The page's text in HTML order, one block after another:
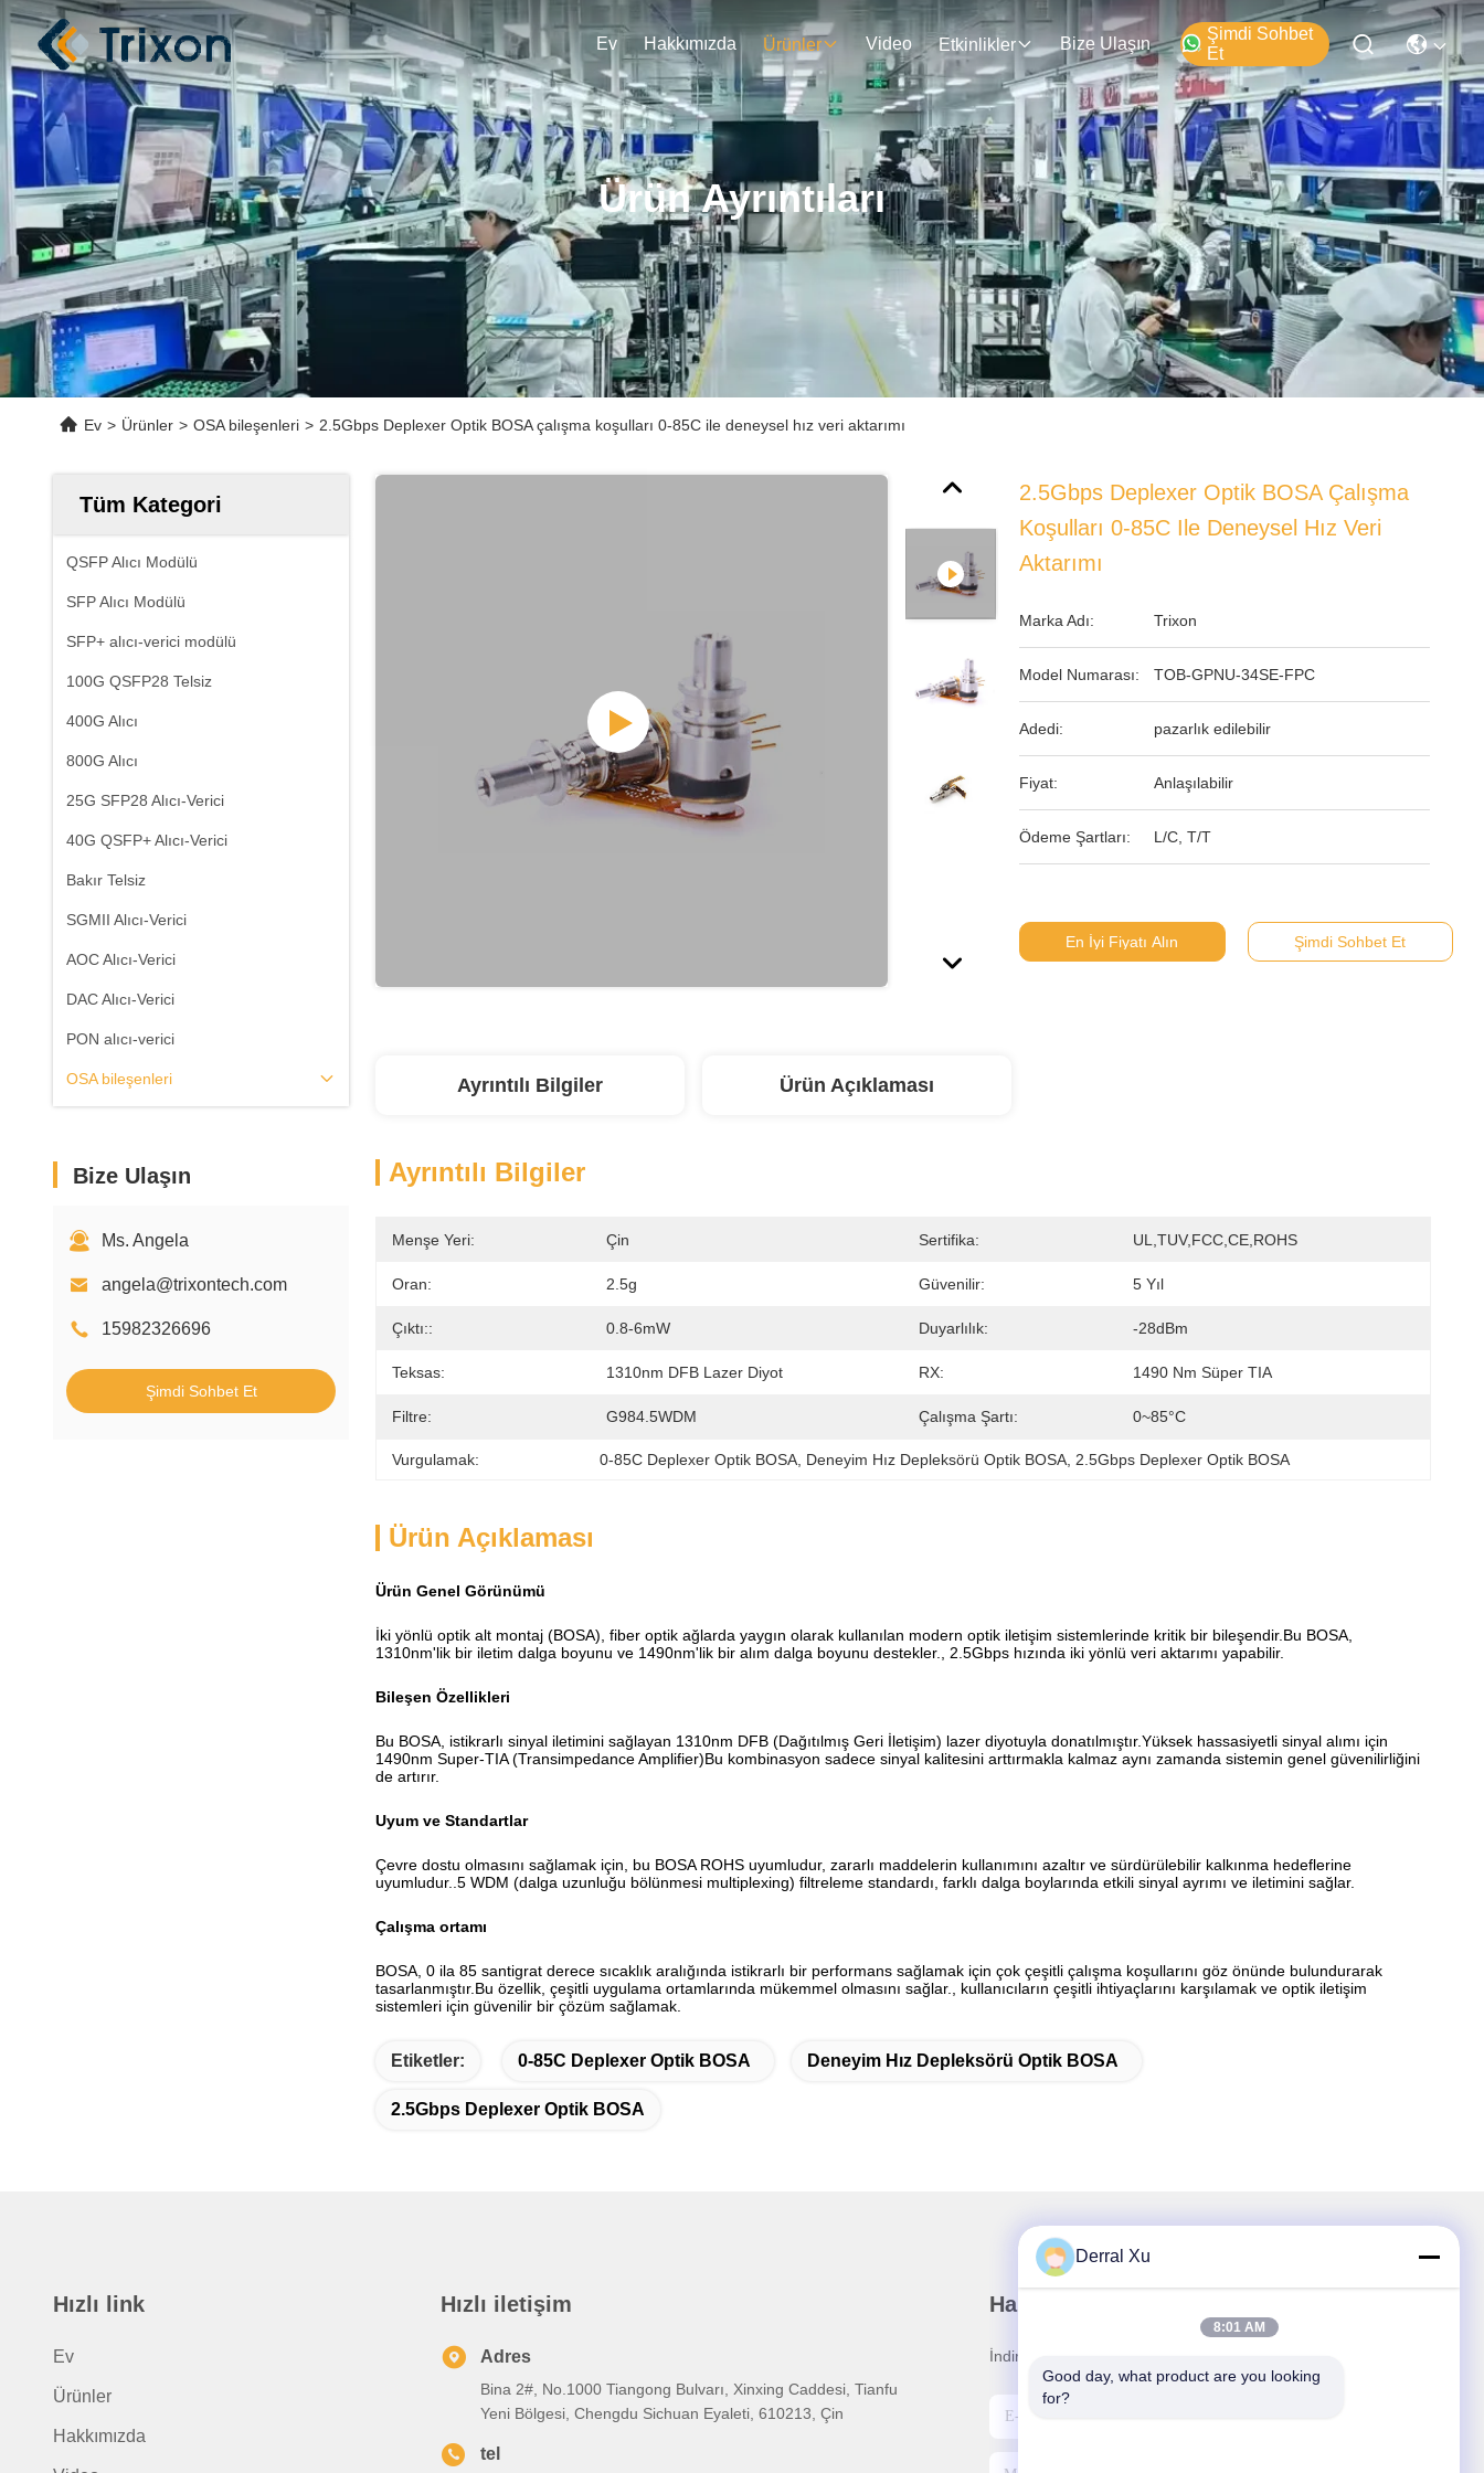
Ev Hakkımızda Ürünler Video Etkinlikler Bize Ulaşın
Şimdi Sohbet
Et
Ürün Ayrıntıları
Ev > Ürünler > OSA bileşenleri > 2.5Gbps Deplexer Optik BOSA çalışma koşulları 0-85C ile deneysel hız veri aktarımı
Tüm Kategori
QSFP Alıcı Modülü
SFP Alıcı Modülü
SFP+ alıcı-verici modülü
100G QSFP28 Telsiz
400G Alıcı
800G Alıcı
25G SFP28 Alıcı-Verici
40G QSFP+ Alıcı-Verici
Bakır Telsiz
SGMII Alıcı-Verici
AOC Alıcı-Verici
DAC Alıcı-Verici
PON alıcı-verici
OSA bileşenleri
Bize Ulaşın
Ms. Angela
angela@trixontech.com
15982326696
Şimdi Sohbet Et
2.5Gbps Deplexer Optik BOSA Çalışma
Koşulları 0-85C Ile Deneysel Hız Veri
Aktarımı
Marka Adı: Trixon
Model Numarası: TOB-GPNU-34SE-FPC
Adedi: pazarlık edilebilir
Fiyat: Anlaşılabilir
Ödeme Şartları: L/C, T/T
En İyi Fiyatı Alın Şimdi Sohbet Et
Ayrıntılı Bilgiler Ürün Açıklaması
Ayrıntılı Bilgiler
Menşe Yeri: Çin Sertifika: UL,TUV,FCC,CE,ROHS
Oran: 2.5g Güvenilir: 5 Yıl
Çıktı:: 0.8-6mW Duyarlılık: -28dBm
Teksas: 1310nm DFB Lazer Diyot RX: 1490 Nm Süper TIA
Filtre: G984.5WDM Çalışma Şartı: 0~85°C
Vurgulamak: 0-85C Deplexer Optik BOSA Deneyim Hız Depleksörü Optik BOSA 2.5Gbps Deplexer Optik BOSA
Ürün Açıklaması
Ürün Genel Görünümü
İki yönlü optik alt montaj (BOSA), fiber optik ağlarda yaygın olarak kullanılan modern optik iletişim sistemlerinde kritik bir bileşendir.Bu BOSA,
1310nm'lik bir iletim dalga boyunu ve 1490nm'lik bir alım dalga boyunu destekler., 2.5Gbps hızında iki yönlü veri aktarımı yapabilir.
Bileşen Özellikleri
Bu BOSA, istikrarlı sinyal iletimini sağlayan 1310nm DFB (Dağıtılmış Geri İletişim) lazer diyotuyla donatılmıştır.Yüksek hassasiyetli sinyal alımı için
1490nm Super-TIA (Transimpedance Amplifier)Bu kombinasyon sadece sinyal kalitesini arttırmakla kalmaz aynı zamanda sistemin genel güvenilirliğini
de artırır.
Uyum ve Standartlar
Çevre dostu olmasını sağlamak için, bu BOSA ROHS uyumludur, zararlı maddelerin kullanımını azaltır ve sürdürülebilir kalkınma hedeflerine
uyumludur..5 WDM (dalga uzunluğu bölünmesi multiplexing) filtreleme standardı, farklı dalga boylarında etkili sinyal ayrımı ve iletimini sağlar.
Çalışma ortamı
BOSA, 0 ila 85 santigrat derece sıcaklık aralığında istikrarlı bir performans sağlamak için çok çeşitli çalışma koşullarını göz önünde bulundurarak
tasarlanmıştır.Bu özellik, çeşitli uygulama ortamlarında mükemmel olmasını sağlar., kullanıcıların çeşitli ihtiyaçlarını karşılamak ve optik iletişim
sistemleri için güvenilir bir çözüm sağlamak.
Etiketler: 0-85C Deplexer Optik BOSA Deneyim Hız Depleksörü Optik BOSA
2.5Gbps Deplexer Optik BOSA
Hızlı link
Ev
Ürünler
Hakkımızda
Hızlı iletişim
Adres
Bina 2#, No.1000 Tiangong Bulvarı, Xinxing Caddesi, Tianfu
Yeni Bölgesi, Chengdu Sichuan Eyaleti, 610213, Çin
tel
Haber Bültenimiz
İndirimler ve daha fazlası için bültenimize abone olun.
Derral Xu
8:01 AM
Good day, what product are you looking
for?